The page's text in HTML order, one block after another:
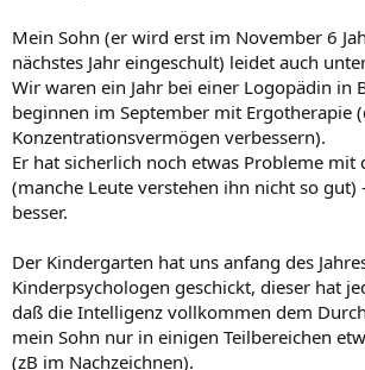
Mein Sohn (er wird erst im November 6
nächstes Jahr eingeschult) leidet auch
Wir waren ein Jahr bei einer Logopädin in
beginnen im September mit Ergotherapie
Konzentrationsvermögen verbessern).
Er hat sicherlich noch etwas Probleme mit
(manche Leute verstehen ihn nicht so
besser.
Der Kindergarten hat uns anfang des
Kinderpsychologen geschickt, dieser hat
daß die Intelligenz vollkommen dem
mein Sohn nur in einigen Teilbereichen
(zB im Nachzeichnen).